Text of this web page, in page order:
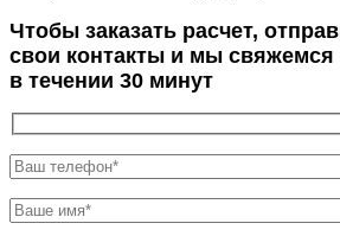
Чтобы заказать расчет,
свои контакты и мы свяжемся
в течении 30 минут